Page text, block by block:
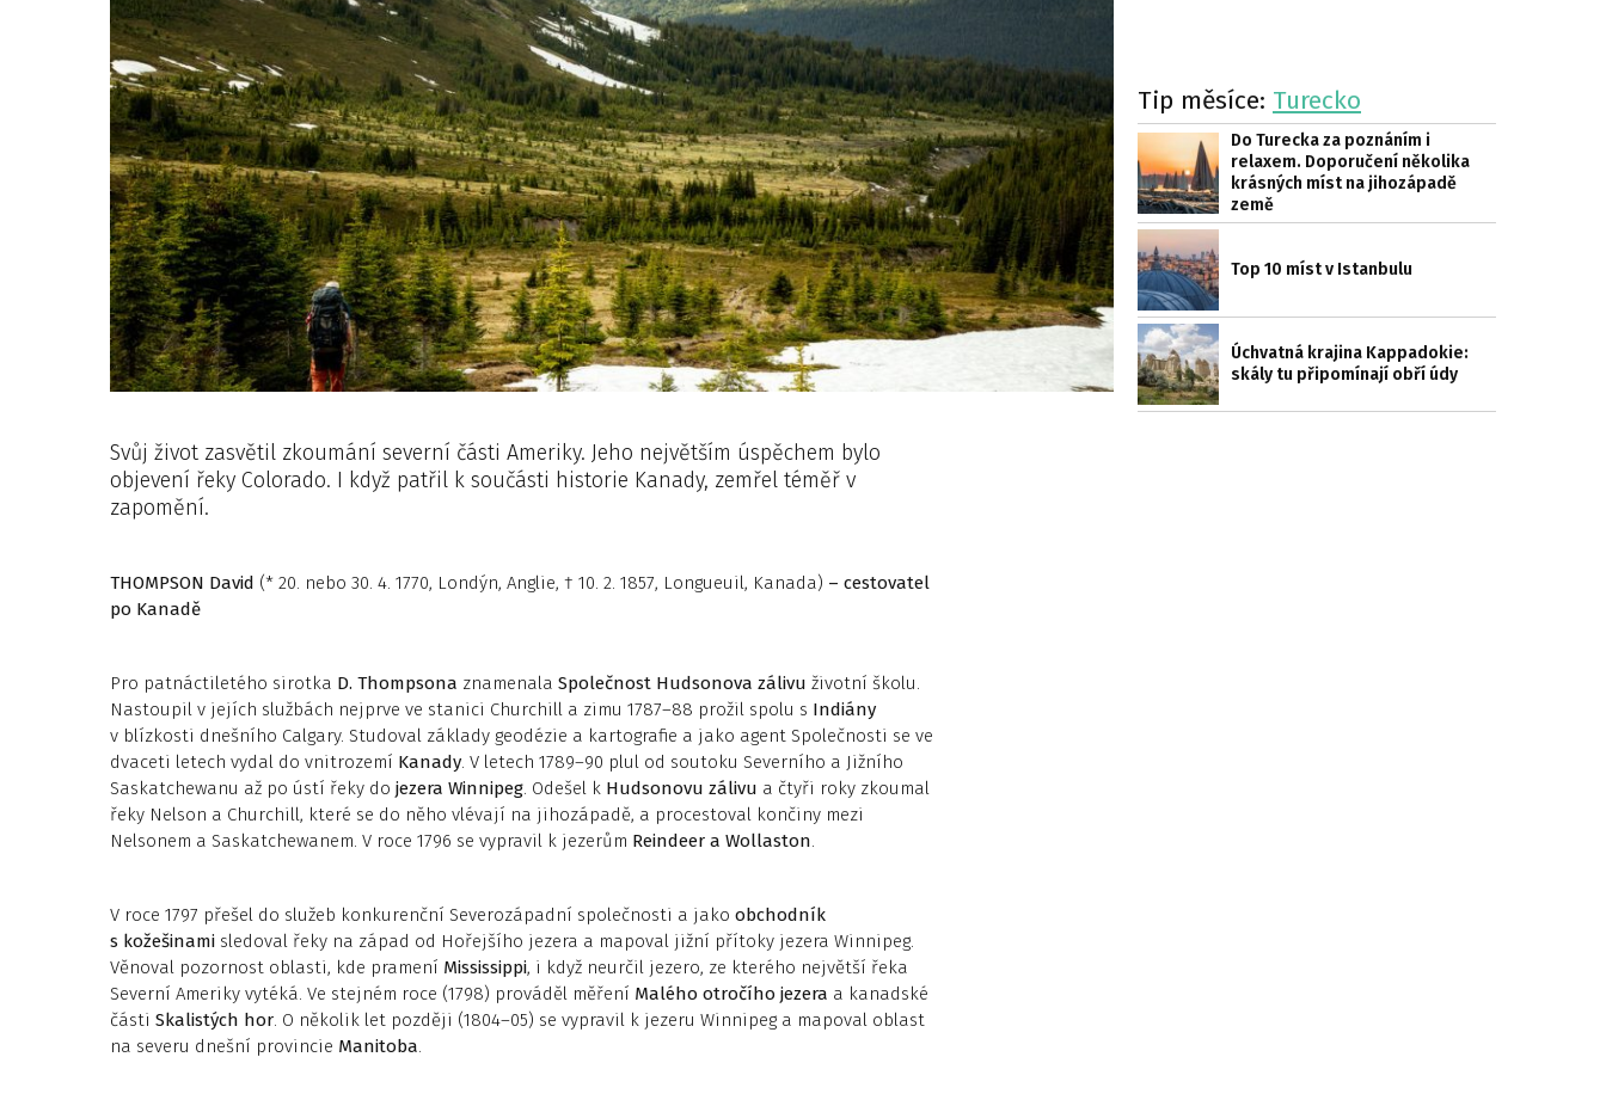
Svůj život zasvětil zkoumání severní části Ameriky. Jeho největším úspěchem bylo
objevení řeky Colorado. I když patřil k součásti historie Kanady, zemřel téměř v
zapomění.
THOMPSON David (* 20. nebo 30. 4. 1770, Londýn, Anglie, † 10. 2. 1857, Longueuil, Kanada) – cestovatel
po Kanadě
Pro patnáctiletého sirotka D. Thompsona znamenala Společnost Hudsonova zálivu životní školu.
Nastoupil v jejích službách nejprve ve stanici Churchill a zimu 1787–88 prožil spolu s Indiány
v blízkosti dnešního Calgary. Studoval základy geodézie a kartografie a jako agent Společnosti se ve
dvaceti letech vydal do vnitrozemí Kanady. V letech 1789–90 plul od soutoku Severního a Jižního
Saska­tchewanu až po ústí řeky do jezera Winnipeg. Odešel k Hudsonovu zálivu a čtyři roky zkoumal
řeky Nelson a Churchill, které se do něho vlévají na jihozápadě, a procestoval končiny mezi
Nelsonem a Saskatchewanem. V roce 1796 se vypravil k jezerům Reindeer a Wollaston.
V roce 1797 přešel do služeb konkurenční Severozápadní společnosti a jako obchodník
s kožešinami sledoval řeky na západ od Hořejšího jezera a mapoval jižní přítoky jezera Winnipeg.
Věnoval pozornost oblasti, kde pramení Mississippi, i když neurčil jezero, ze kterého největší řeka
Severní Ameriky vytéká. Ve stejném roce (1798) prováděl měření Malého otročího jezera a kanadské
části Skalistých hor. O několik let později (1804–05) se vypravil k jezeru Winnipeg a mapoval oblast
na severu dnešní provincie Manitoba.
Tip měsíce: Turecko
Do Turecka za poznáním i
relaxem. Doporučení několika
krásných míst na jihozápadě
země
Top 10 míst v Istanbulu
Úchvatná krajina Kappadokie:
skály tu připomínají obří údy